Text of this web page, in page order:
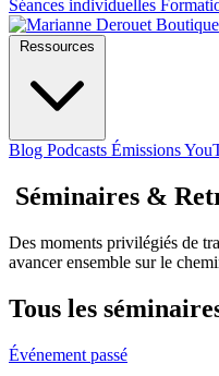
Séances individuelles
Boutique
Blog Podcasts Émissions
Séminaires &
Des moments privilégiés de
avancer ensemble sur le
Tous les
Événement passé